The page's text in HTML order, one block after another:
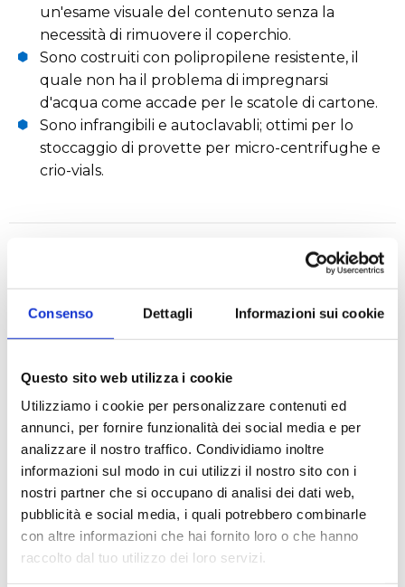
Consenso Dettagli Informazioni sui cookie
Questo sito web utilizza i cookie
Utilizziamo i cookie per personalizzare contenuti ed
annunci, per fornire funzionalità dei social media e per
analizzare il nostro traffico. Condividiamo inoltre
informazioni sul modo in cui utilizzi il nostro sito con i
nostri partner che si occupano di analisi dei dati web,
pubblicità e social media, i quali potrebbero combinarle
con altre informazioni che hai fornito loro o che hanno
raccolto dal tuo utilizzo dei loro servizi.
un'esame visuale del contenuto senza la
necessità di rimuovere il coperchio.
Sono costruiti con polipropilene resistente, il
quale non ha il problema di impregnarsi
d'acqua come accade per le scatole di cartone.
Sono infrangibili e autoclavabli; ottimi per lo
stoccaggio di provette per micro-centrifughe e
crio-vials.
Caratteristiche tecniche
ml
dimensioni: (LxWxH) 14,3x14,3x5,9 cm
con coperchio
disponibili in molti colori
per tutte le applicazioni concernenti centrifughe
o provette per stoccaggio in ambienti con